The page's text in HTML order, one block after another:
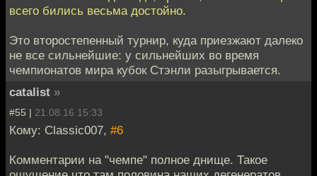
всего бились весьма достойно.
Это второстепенный турнир, куда приезжают далеко
не все сильнейшие: у сильнейших во время
чемпионатов мира кубок Стэнли разыгрывается.
catalist »
#55 | 21.08.16 15:33
Кому: Classic007, #6
Комментарии на "чемпе" полное днище. Такое